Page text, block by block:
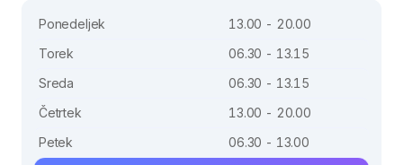
Ponedeljek
13.00 - 20.00
Torek
06.30 - 13.15
Sreda
06.30 - 13.15
Četrtek
13.00 - 20.00
Petek
06.30 - 13.00